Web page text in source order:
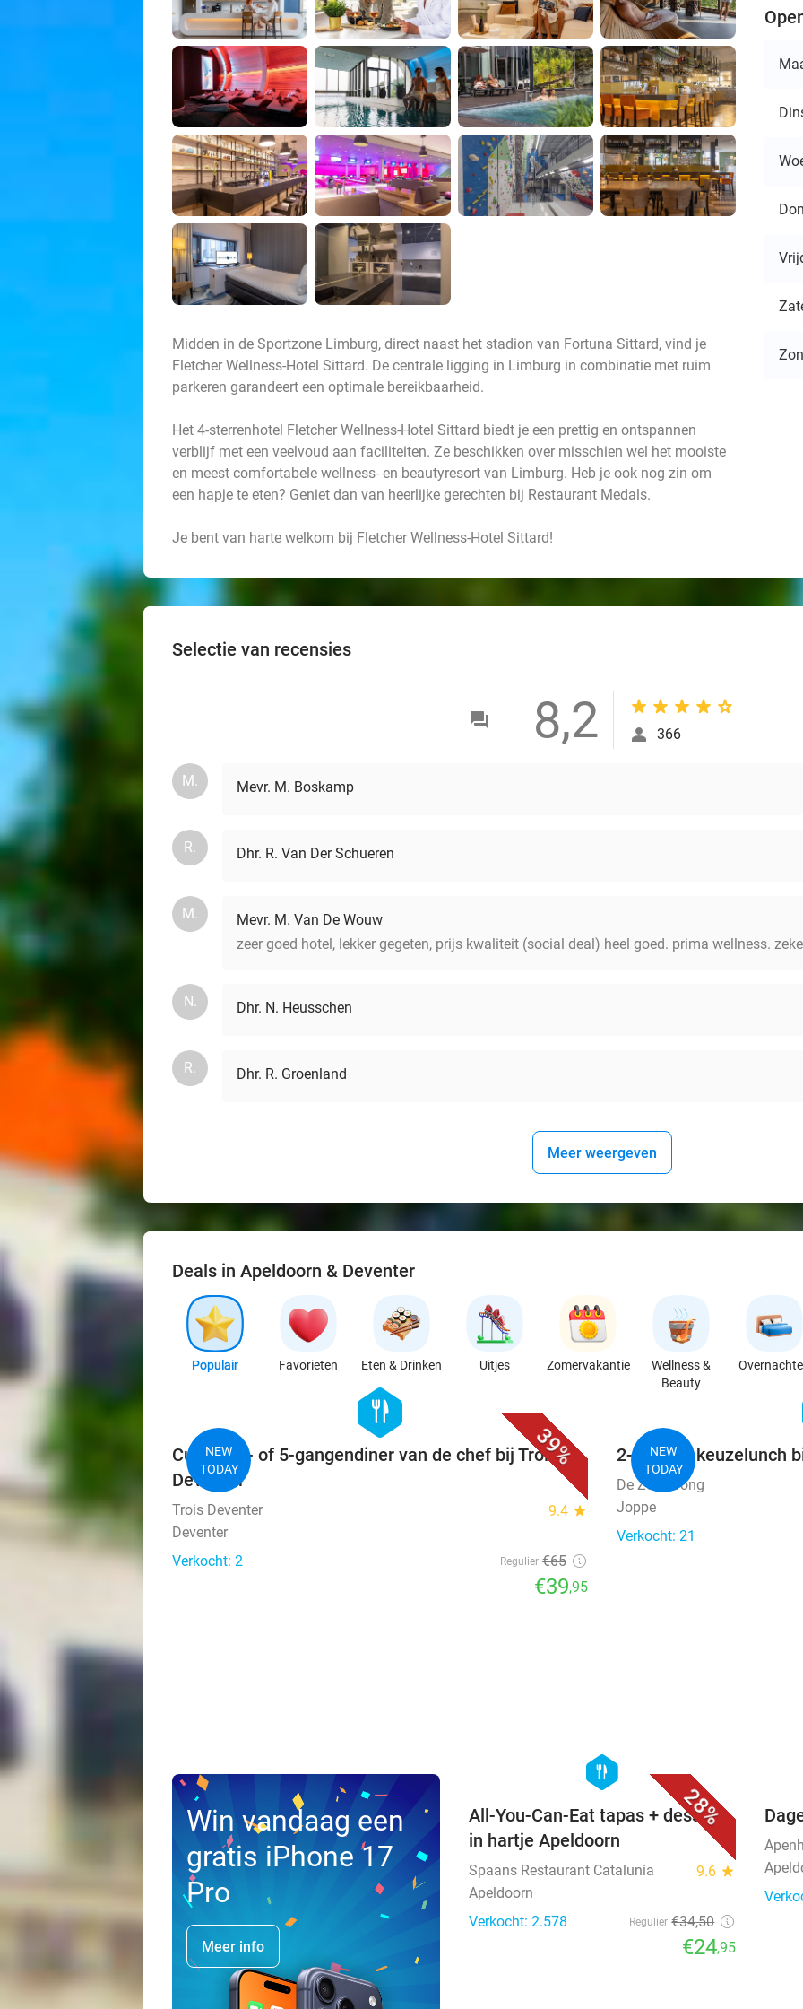
Midden in de Sportzone Limburg, direct naast het stadion van Fortuna Sittard, vind je
Fletcher Wellness-Hotel Sittard. De centrale ligging in Limburg in combinatie met ruim
parkeren garandeert een optimale bereikbaarheid.
Het 4-sterrenhotel Fletcher Wellness-Hotel Sittard biedt je een prettig en ontspannen
verblijf met een veelvoud aan faciliteiten. Ze beschikken over misschien wel het mooiste
en meest comfortabele wellness- en beautyresort van Limburg. Heb je ook nog zin om
een hapje te eten? Geniet dan van heerlijke gerechten bij Restaurant Medals.
Je bent van harte welkom bij Fletcher Wellness-Hotel Sittard!
Selectie van recensies
8,2 366
M. Mevr. M. Boskamp
R. Dhr. R. Van Der Schueren
M.
Mevr. M. Van De Wouw
zeer goed hotel, lekker gegeten, prijs kwaliteit (social deal) heel goed. prima wellness.
N. Dhr. N. Heusschen
R. Dhr. R. Groenland
Meer weergeven
Deals in Apeldoorn & Deventer
Populair Favorieten Eten & Drinken Uitjes Zomervakantie
Wellness &
Beauty
39%
NEW
TODAY
hexagon
food
Culinair 4- of 5-gangendiner van de chef bij Trois
Deventer
Trois Deventer 9.4 star
Deventer
Verkocht: 2
Regulier €65
€39,95
NEW
TODAY
2-gangen keuzelunch
De Zessprong
Joppe
Verkocht: 21
Win vandaag een
gratis iPhone 17
Pro
Meer info
28%
hexagon
food
All-You-Can-Eat tapas + dessert
in hartje Apeldoorn
Spaans Restaurant Catalunia 9.6 star
Apeldoorn
Verkocht: 2.578
Regulier €34,50
€24,95